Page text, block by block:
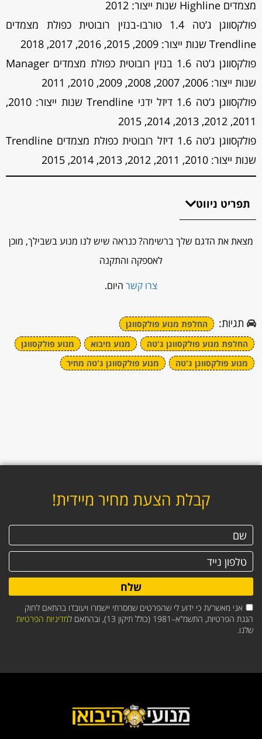
מצמדים Highline שנות ייצור: 2012
פולקסווגן ג’טה 1.4 טורבו-בנזין רובוטית כפולת מצמדים
Trendline שנות ייצור: 2009, 2015, 2016, 2017, 2018
פולקסווגן ג’טה 1.6 בנזין רובוטית כפולת מצמדים Manager
שנות ייצור: 2006, 2007, 2008, 2009, 2010, 2011
פולקסווגן ג’טה 1.6 דיזל ידני Trendline שנות ייצור: 2010,
2011, 2012, 2013, 2014, 2015
פולקסווגן ג’טה 1.6 דיזל רובוטית כפולת מצמדים Trendline
שנות ייצור: 2010, 2011, 2012, 2013, 2014, 2015
תפריט ניווט
מצאת את הדגם שלך ברשימה? כנראה שיש לנו מנוע בשבילך, מוכן
לאספקה והתקנה
צרו קשר היום.
תגיות:
החלפת מנוע פולקסווגן
החלפת מנוע פולקסווגן ג'טה
מנוע מיבוא
מנוע פולקסווגן
מנוע פולקסווגן ג'טה
מנוע פולקסווגן ג'טה מחיר
קבלת הצעת מחיר מיידית!
אני מאשר/ת כי ידוע לי שהפרטים שמסרתי יישמרו ויעובדו בהתאם לחוק
הגנת הפרטיות, התשמ"א–1981 (כולל תיקון 13), ובהתאם ל
מדיניות הפרטיות
שלנו.
שלח